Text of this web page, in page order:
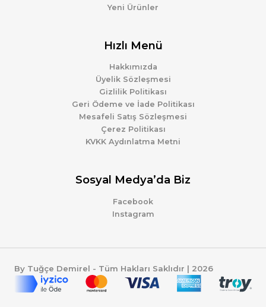
Yeni Ürünler
Hızlı Menü
Hakkımızda
Üyelik Sözleşmesi
Gizlilik Politikası
Geri Ödeme ve İade Politikası
Mesafeli Satış Sözleşmesi
Çerez Politikası
KVKK Aydınlatma Metni
Sosyal Medya’da Biz
Facebook
Instagram
By Tuğçe Demirel - Tüm Hakları Saklıdır | 2026